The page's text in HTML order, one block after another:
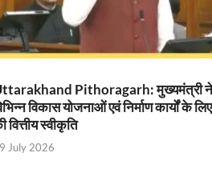
Pithoragarh: मुख्यमंत्री ने
विकास योजनाओं एवं निर्माण कार्यों के
वित्तीय स्वीकृति
July 2026